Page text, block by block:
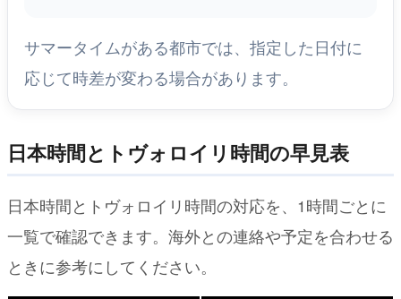
サマータイムがある都市では、指定した日付に
応じて時差が変わる場合があります。
日本時間とトヴォロイリ時間の早見表
日本時間とトヴォロイリ時間の対応を、1時間ごとに
一覧で確認できます。海外との連絡や予定を合わせる
ときに参考にしてください。